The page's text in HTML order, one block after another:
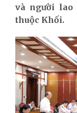
và người lao
thuộc Khối.